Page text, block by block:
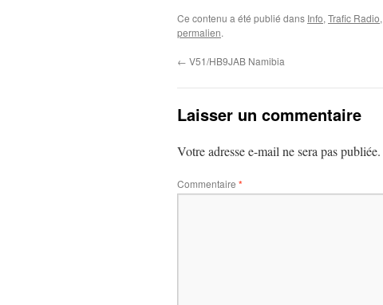
Ce contenu a été publié dans Info, Trafic Radio,
permalien.
← V51/HB9JAB Namibia
Laisser un commentaire
Votre adresse e-mail ne sera pas publiée.
Commentaire *